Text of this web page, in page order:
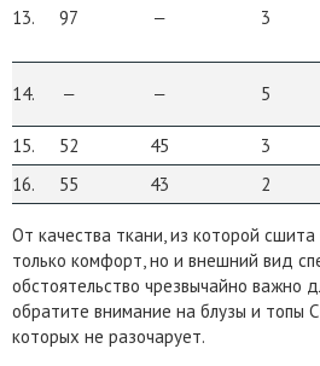
13. 97 ‒ 3
14. ‒ ‒ 5
15.
52 45 3
16.
55 43 2
От качества ткани, из которой сшита
только комфорт, но и внешний вид
обстоятельство чрезвычайно важно
обратите внимание на блузы и топы
которых не разочарует.